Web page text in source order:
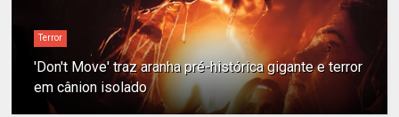
Terror
'Don't Move' traz aranha pré-histórica gigante e terror
em cânion isolado